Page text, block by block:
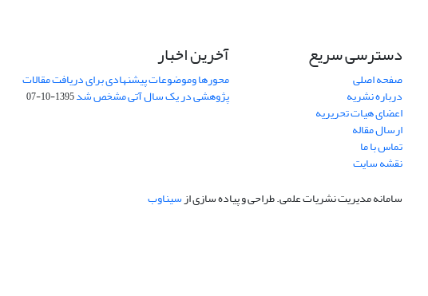
دسترسی سریع
صفحه اصلی
درباره نشریه
اعضای هیات تحریریه
ارسال مقاله
تماس با ما
نقشه سایت
آخرین اخبار
محورها وموضوعات پیشنهادی برای دریافت مقالات
پژوهشی در یک سال آتی مشخص شد1395-10-07
سامانه مدیریت نشریات علمی.طراحی و پیاده سازی ازسیناوب